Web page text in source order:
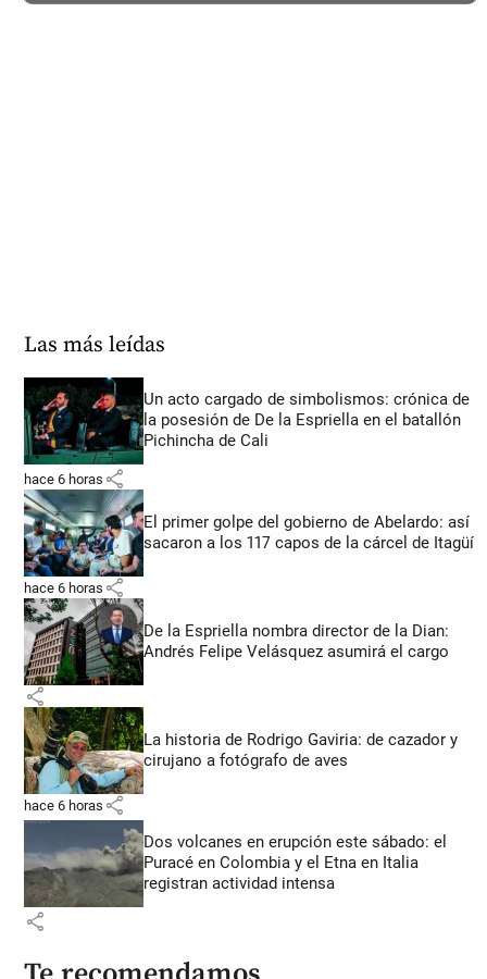
Las más leídas
Un acto cargado de simbolismos: crónica de
la posesión de De la Espriella en el batallón
Pichincha de Cali
hace 6 horas share
El primer golpe del gobierno de Abelardo: así
sacaron a los 117 capos de la cárcel de Itagüí
hace 6 horas share
De la Espriella nombra director de la Dian:
Andrés Felipe Velásquez asumirá el cargo
share
La historia de Rodrigo Gaviria: de cazador y
cirujano a fotógrafo de aves
hace 6 horas share
Dos volcanes en erupción este sábado: el
Puracé en Colombia y el Etna en Italia
registran actividad intensa
share